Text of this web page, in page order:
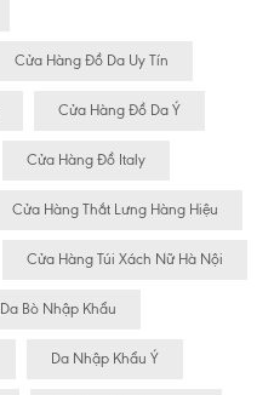
Cửa Hàng Đồ Da Uy Tín
Cửa Hàng Đồ Da Ý
Cửa Hàng Đồ Italy
Cửa Hàng Thắt Lưng Hàng Hiệu
Cửa Hàng Túi Xách Nữ Hà Nội
Da Bò Nhập Khẩu
Da Nhập Khẩu Ý